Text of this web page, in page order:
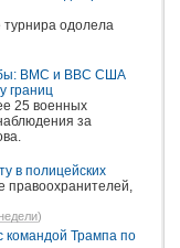
турнира одолела
ВМС и ВВС США
границ
25 военных
за
в полицейских
правоохранителей,
)
командой Трампа по